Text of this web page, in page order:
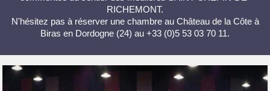
RICHEMONT.
N'hésitez pas à réserver une chambre au Château de la Côte à
Biras en Dordogne (24) au +33 (0)5 53 03 70 11.